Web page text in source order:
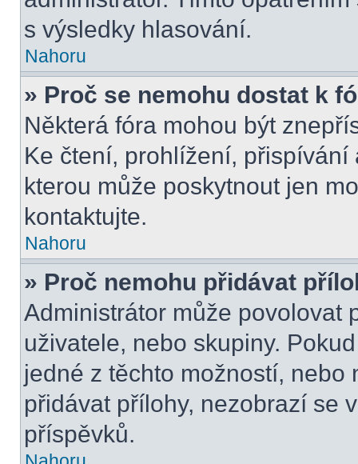
s výsledky hlasování.
Nahoru
» Proč se nemohu dostat k
Některá fóra mohou být
Ke čtení, prohlížení,
kterou může poskytnout jen
kontaktujte.
Nahoru
» Proč nemohu přidávat
Administrátor může povolovat
uživatele, nebo skupiny.
jedné z těchto možností,
přidávat přílohy, nezobrazí se
příspěvků.